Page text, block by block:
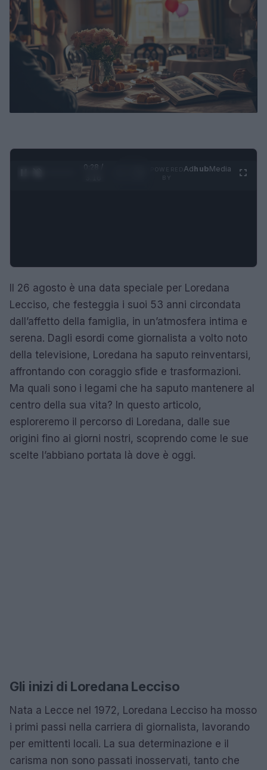
0:29 /
AdhubMedia
Il 26 agosto è una data speciale per Loredana
Lecciso, che festeggia i suoi 53 anni circondata
dall’affetto della famiglia, in un’atmosfera intima e
serena. Dagli esordi come giornalista a volto noto
della televisione, Loredana ha saputo reinventarsi,
affrontando con coraggio sfide e trasformazioni.
Ma quali sono i legami che ha saputo mantenere al
centro della sua vita? In questo articolo,
esploreremo il percorso di Loredana, dalle sue
origini fino ai giorni nostri, scoprendo come le sue
scelte l’abbiano portata là dove è oggi.
Gli inizi di Loredana Lecciso
Nata a Lecce nel 1972, Loredana Lecciso ha mosso
i primi passi nella carriera di giornalista, lavorando
per emittenti locali. La sua determinazione e il
carisma non sono passati inosservati, tanto che